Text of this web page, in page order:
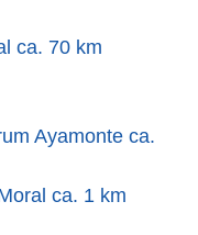
ca. 70 km
Ayamonte ca.
ca. 1 km